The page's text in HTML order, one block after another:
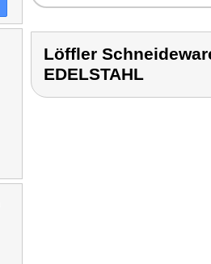
Löffler
EDELSTAHL